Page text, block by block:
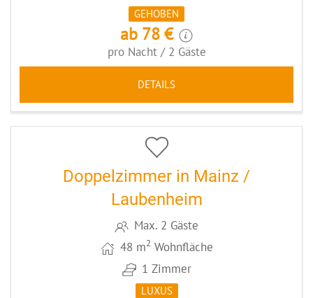
GEHOBEN
ab 78 €
pro Nacht / 2 Gäste
DETAILS
5 CODE: MZ084
Doppelzimmer in Mainz /
Laubenheim
Max. 2 Gäste
48 m2 Wohnfläche
1 Zimmer
LUXUS